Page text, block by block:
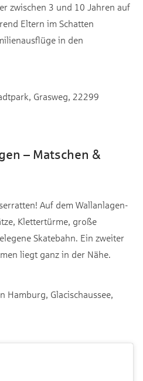
zwischen 3 und 10 Jahren auf
Eltern im Schatten
in den
Grasweg, 22299
– Matschen &
Auf dem Wallanlagen-
Klettertürme, große
Skatebahn. Ein zweiter
liegt ganz in der Nähe.
Hamburg, Glacischaussee,